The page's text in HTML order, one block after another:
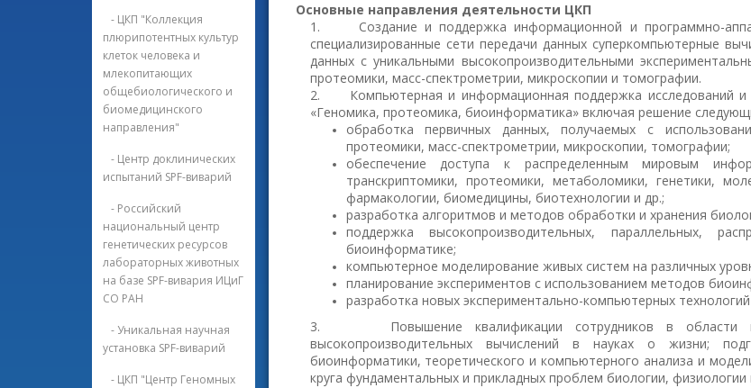
- ЦКП "Коллекция
плюрипотентных культур
клеток человека и
млекопитающих
общебиологического и
биомедицинского
направления"
- Центр доклинических
испытаний SPF-виварий
- Российский
национальный центр
генетических ресурсов
лабораторных животных
на базе SPF-вивария ИЦиГ
СО РАН
- Уникальная научная
установка SPF-виварий
- ЦКП "Центр Геномных
Основные направления деятельности ЦКП
1.
Создание и поддержка информационной и программно-
специализированные сети передачи данных суперкомпьютерные
данных с уникальными высокопроизводительными
протеомики, масс-спектрометрии, микроскопии и томографии.
2.
Компьютерная и информационная поддержка исследований
«Геномика, протеомика, биоинформатика» включая решение
обработка первичных данных, получаемых с
протеомики, масс-спектрометрии, микроскопии, томографии;
обеспечение доступа к распределенным мировым
транскриптомики, протеомики, метаболомики, генетики,
фармакологии, биомедицины, биотехнологии и др.;
разработка алгоритмов и методов обработки и хранения
поддержка высокопроизводительных, параллельных,
биоинформатике;
компьютерное моделирование живых систем на различных
планирование экспериментов с использованием методов
разработка новых экспериментально-компьютерных
3.
Повышение квалификации сотрудников в
высокопроизводительных вычислений в науках о жизни;
биоинформатики, теоретического и компьютерного анализа и
круга фундаментальных и прикладных проблем биологии,